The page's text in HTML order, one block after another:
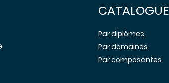
CATALOGUE
Par diplômes
Par domaines
Par composantes